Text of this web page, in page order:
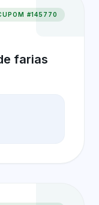
#145770
farias